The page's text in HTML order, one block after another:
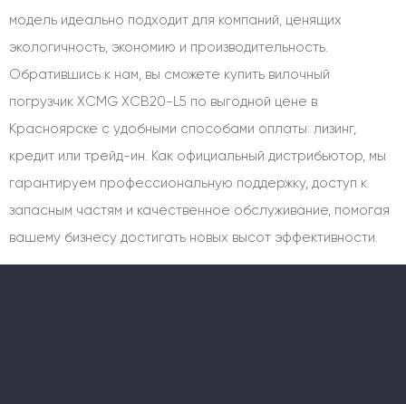
модель идеально подходит для компаний, ценящих
экологичность, экономию и производительность.
Обратившись к нам, вы сможете купить вилочный
погрузчик XCMG XCB20-L5 по выгодной цене в
Красноярске с удобными способами оплаты: лизинг,
кредит или трейд-ин. Как официальный дистрибьютор, мы
гарантируем профессиональную поддержку, доступ к
запасным частям и качественное обслуживание, помогая
вашему бизнесу достигать новых высот эффективности.